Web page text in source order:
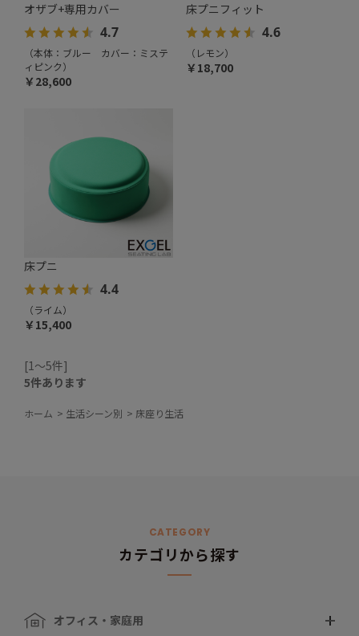
オザブ+専用カバー
4.7
（本体：ブルー カバー：ミステ
ィピンク）
￥28,600
床プニフィット
4.6
（レモン）
￥18,700
床プニ
4.4
（ライム）
￥15,400
[1～5件]
5件あります
ホーム > 生活シーン別 > 床座り生活
CATEGORY
カテゴリから探す
オフィス・家庭用